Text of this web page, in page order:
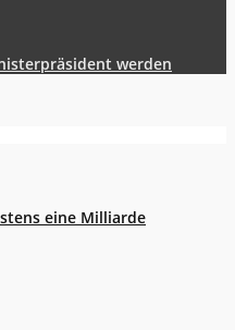
werden
eine Milliarde